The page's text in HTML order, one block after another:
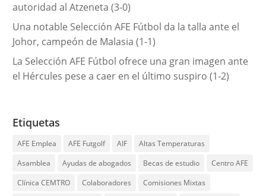
autoridad al Atzeneta (3-0)
Una notable Selección AFE Fútbol da la talla ante el
Johor, campeón de Malasia (1-1)
La Selección AFE Fútbol ofrece una gran imagen ante
el Hércules pese a caer en el último suspiro (1-2)
Etiquetas
AFE Emplea AFE Futgolf AIF
Altas Temperaturas
Asamblea
Ayudas de abogados Becas de estudio
Centro AFE
Clínica CEMTRO
Colaboradores
Comisiones Mixtas